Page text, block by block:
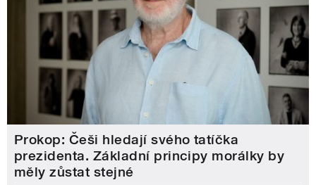
Prokop: Češi hledají svého tatíčka
prezidenta. Základní principy morálky by
měly zůstat stejné